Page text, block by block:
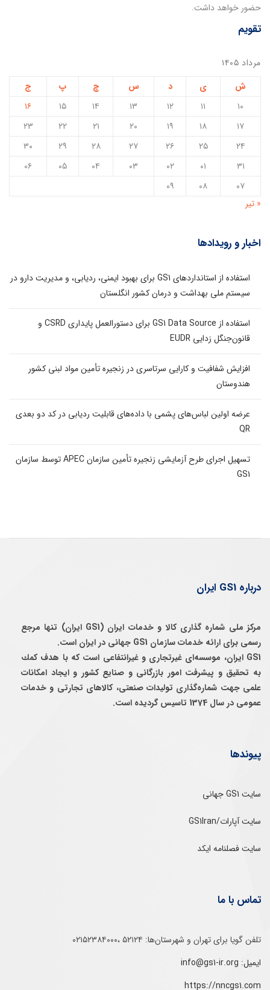
حضور خواهد داشت.
تقویم
مرداد ۱۴۰۵
ش
ی د س چ پ
ج
۱۰
۱۱ ۱۲ ۱۳ ۱۴ ۱۵
۱۶
۱۷
۱۸ ۱۹ ۲۰ ۲۱ ۲۲
۲۳
۲۴
۲۵ ۲۶ ۲۷ ۲۸ ۲۹
۳۰
۳۱
۰۱ ۰۲ ۰۳ ۰۴ ۰۵
۰۶
۰۷
۰۸
۰۹
« تیر
اخبار و رویدادها
استفاده از استانداردهای GS1 برای بهبود ایمنی، ردیابی، و مدیریت دارو در
سیستم ملی بهداشت و درمان کشور انگلستان
استفاده از GS1 Data Source برای دستورالعمل پایداری CSRD و
قانون‌جنگل زدایی EUDR
افزایش شفافیت و کارایی سرتاسری در زنجیره تأمین مواد لبنی کشور
هندوستان
عرضه اولین لباس‌های پشمی با داده‌های قابلیت ردیابی در کد دو بعدی
QR
تسهیل اجرای طرح آزمایشی زنجیره تأمین سازمان APEC توسط سازمان
GS1
درباره GS1 ایران
مرکز ملی شماره گذاری کالا و خدمات ایران (GS1 ایران) تنها مرجع
رسمی برای ارائه خدمات سازمان GS1 جهانی در ایران است.
GS1 ایران، موسسه‌ای غيرتجاری و غيرانتفاعی است كه با هدف كمك
به تحقيق و پيشرفت امور بازرگانی و صنايع كشور و ايجاد امكانات
علمی جهت شماره‌گذاری توليدات صنعتی، كالاهای تجارتی و خدمات
عمومی در سال 1374 تاسيس گرديده است.
پیوندها
سایت GS1 جهانی
سایت آپارات/GS1Iran
سایت فصلنامه ایکد
تماس با ما
تلفن‌ گویا برای‌ تهران‌‌ و‌ شهرستان‌ها:‌ ۵۲۱۲۴ ،۰۲۱۵۲۳۸۴۰۰۰
ایمیل: info@gs1-ir.org
https://nncgs1.com